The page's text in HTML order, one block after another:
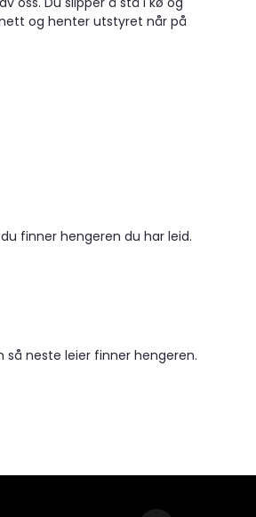
og henter utstyret når på
finner hengeren du har leid.
neste leier finner hengeren.